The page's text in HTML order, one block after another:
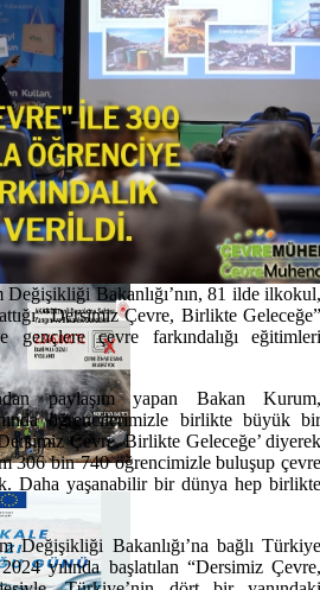
Bakanlığı’nın, 81 ilde
“Dersimiz Çevre, Birlikte
çevre farkındalığı
paylaşım yapan Bakan
öğrencilerimizle birlikte büyük
Çevre, Birlikte Geleceğe’
306 bin 740 öğrencimizle buluşup
Daha yaşanabilir bir dünya hep
Değişikliği Bakanlığı’na bağlı
yılında başlatılan “Dersimiz